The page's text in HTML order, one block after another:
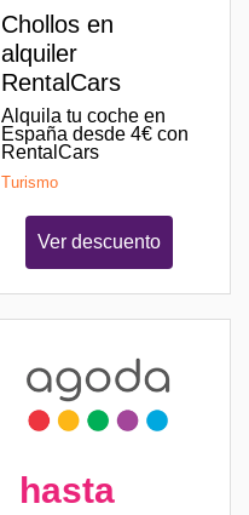
Chollos en
alquiler
RentalCars
Alquila tu coche en
España desde 4€ con
RentalCars
Turismo
Ver descuento
hasta